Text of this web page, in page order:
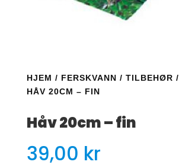
HJEM / FERSKVANN / TILBEHØR /
HÅV 20CM – FIN
Håv 20cm – fin
39,00 kr